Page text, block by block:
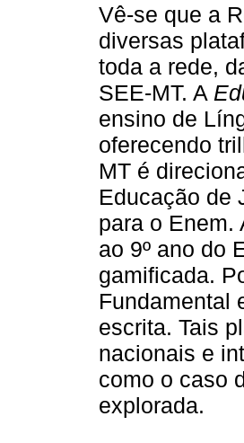
Vê-se que a
diversas
toda a rede,
SEE-MT. A
ensino de
oferecendo
MT é
Educação de
para o Enem.
ao 9º ano do
gamificada.
Fundamental
escrita. Tais
nacionais e
como o caso
explorada.